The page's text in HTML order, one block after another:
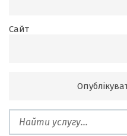
Сайт